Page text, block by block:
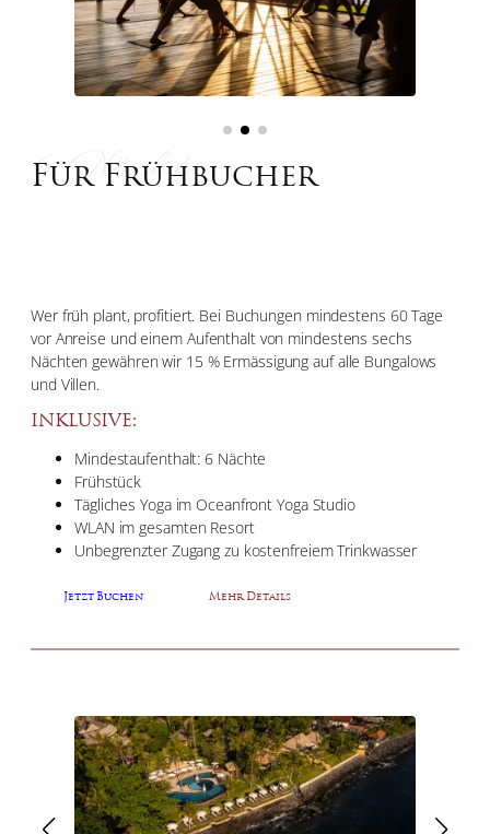
6-Nächte
Für Frühbucher
Wer früh plant, profitiert. Bei Buchungen mindestens 60 Tage
vor Anreise und einem Aufenthalt von mindestens sechs
Nächten gewähren wir 15 % Ermässigung auf alle Bungalows
und Villen.
INKLUSIVE:
Mindestaufenthalt: 6 Nächte
Frühstück
Tägliches Yoga im Oceanfront Yoga Studio
WLAN im gesamten Resort
Unbegrenzter Zugang zu kostenfreiem Trinkwasser
Jetzt Buchen Mehr Details